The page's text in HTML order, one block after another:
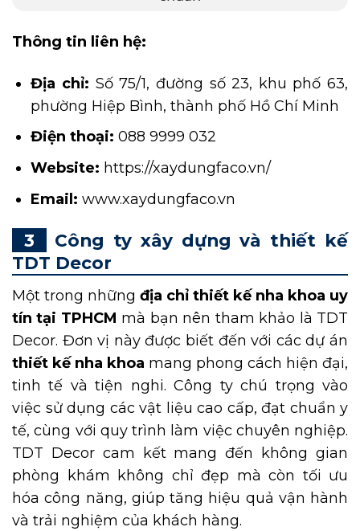
Thông tin liên hệ:
Địa chỉ: Số 75/1, đường số 23, khu phố 63,
phường Hiệp Bình, thành phố Hồ Chí Minh
Điện thoại: 088 9999 032
Website: https://xaydungfaco.vn/
Email: www.xaydungfaco.vn
Công ty xây dựng và thiết kế
TDT Decor
Một trong những địa chỉ thiết kế nha khoa uy
tín tại TPHCM mà bạn nên tham khảo là TDT
Decor. Đơn vị này được biết đến với các dự án
thiết kế nha khoa mang phong cách hiện đại,
tinh tế và tiện nghi. Công ty chú trọng vào
việc sử dụng các vật liệu cao cấp, đạt chuẩn y
tế, cùng với quy trình làm việc chuyên nghiệp.
TDT Decor cam kết mang đến không gian
phòng khám không chỉ đẹp mà còn tối ưu
hóa công năng, giúp tăng hiệu quả vận hành
và trải nghiệm của khách hàng.